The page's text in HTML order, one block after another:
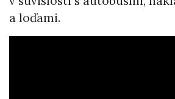
a loďami.